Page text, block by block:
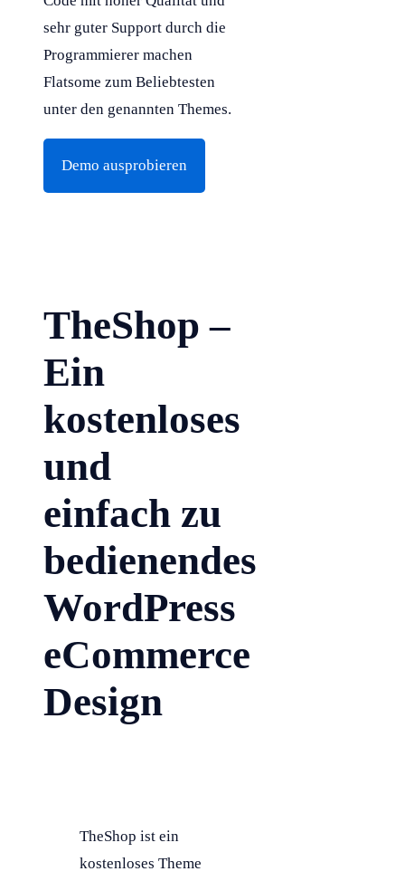
sehr guter Support durch die
Programmierer machen
Flatsome zum Beliebtesten
unter den genannten Themes.
Demo ausprobieren
TheShop –
Ein
kostenloses
und
einfach zu
bedienendes
WordPress
eCommerce
Design
TheShop ist ein
kostenloses Theme